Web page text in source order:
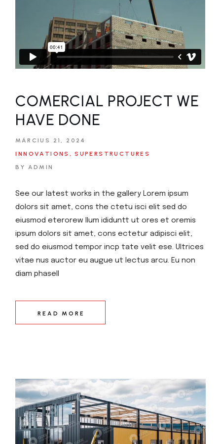
COMERCIAL PROJECT WE
HAVE DONE
MÁRCIUS 21, 2024
INNOVATIONS
SUPERSTRUCTURES
BY ADMIN
See our latest works in the gallery Lorem ipsum
dolors sit amet, cons the ctetu isci elit sed do
eiusmod eterorew llum ididuntt ut ores et oremis
ipsum dolors sit amet, cons ectetur adipisci elit,
sed do eiusmod tempor incp tate velit ese. Ultrices
vitae nus auctor eu augue ut lectus arcu. Eu non
diam phasell
READ MORE